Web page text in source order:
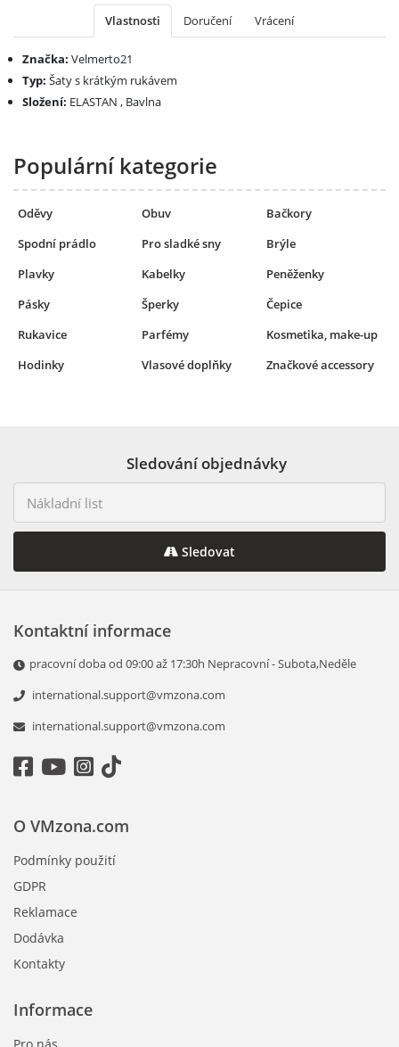
Vlastnosti Doručení Vrácení
Značka: Velmerto21
Typ: Šaty s krátkým rukávem
Složení: ELASTAN , Bavlna
Populární kategorie
Oděvy Obuv
Bačkory
Spodní prádlo
Pro sladké sny
Brýle
Plavky
Kabelky
Peněženky
Pásky
Šperky
Čepice
Rukavice
Parfémy
Kosmetika, make-up
Hodinky
Vlasové doplňky Značkové accessory
Sledování objednávky
Sledovat
Kontaktní informace
pracovní doba od 09:00 až 17:30h Nepracovní - Subota,Neděle
international.support@vmzona.com
international.support@vmzona.com
Informace
O VMzona.com
Podmínky použití
GDPR
Reklamace
Dodávka
Kontakty